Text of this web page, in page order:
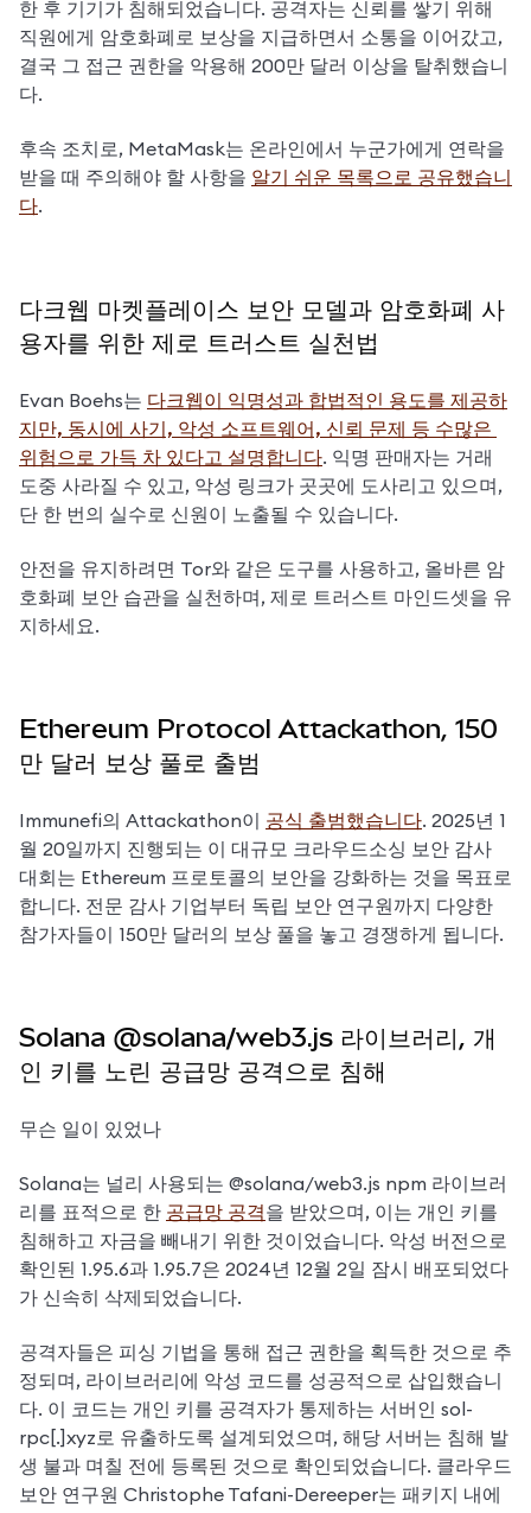
한 후 기기가 침해되었습니다. 공격자는 신뢰를 쌓기 위해
직원에게 암호화폐로 보상을 지급하면서 소통을 이어갔고,
결국 그 접근 권한을 악용해 200만 달러 이상을 탈취했습니
다.
후속 조치로, MetaMask는 온라인에서 누군가에게 연락을
받을 때 주의해야 할 사항을 알기 쉬운 목록으로 공유했습니
다.
다크웹 마켓플레이스 보안 모델과 암호화폐 사
용자를 위한 제로 트러스트 실천법
Evan Boehs는 다크웹이 익명성과 합법적인 용도를 제공하
지만, 동시에 사기, 악성 소프트웨어, 신뢰 문제 등 수많은
위험으로 가득 차 있다고 설명합니다. 익명 판매자는 거래
도중 사라질 수 있고, 악성 링크가 곳곳에 도사리고 있으며,
단 한 번의 실수로 신원이 노출될 수 있습니다.
안전을 유지하려면 Tor와 같은 도구를 사용하고, 올바른 암
호화폐 보안 습관을 실천하며, 제로 트러스트 마인드셋을 유
지하세요.
Ethereum Protocol Attackathon, 150
만 달러 보상 풀로 출범
Immunefi의 Attackathon이 공식 출범했습니다. 2025년 1
월 20일까지 진행되는 이 대규모 크라우드소싱 보안 감사
대회는 Ethereum 프로토콜의 보안을 강화하는 것을 목표로
합니다. 전문 감사 기업부터 독립 보안 연구원까지 다양한
참가자들이 150만 달러의 보상 풀을 놓고 경쟁하게 됩니다.
Solana @solana/web3.js 라이브러리, 개
인 키를 노린 공급망 공격으로 침해
무슨 일이 있었나
Solana는 널리 사용되는 @solana/web3.js npm 라이브러
리를 표적으로 한 공급망 공격을 받았으며, 이는 개인 키를
침해하고 자금을 빼내기 위한 것이었습니다. 악성 버전으로
확인된 1.95.6과 1.95.7은 2024년 12월 2일 잠시 배포되었다
가 신속히 삭제되었습니다.
공격자들은 피싱 기법을 통해 접근 권한을 획득한 것으로 추
정되며, 라이브러리에 악성 코드를 성공적으로 삽입했습니
다. 이 코드는 개인 키를 공격자가 통제하는 서버인 sol-
rpc[.]xyz로 유출하도록 설계되었으며, 해당 서버는 침해 발
생 불과 며칠 전에 등록된 것으로 확인되었습니다. 클라우드
보안 연구원 Christophe Tafani-Dereeper는 패키지 내에